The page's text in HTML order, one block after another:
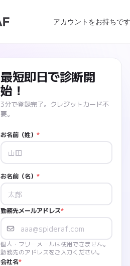
アカウントをお持ちで
最短即日で診断開
始！
3分で登録完了。クレジットカード不
要。
お名前（姓） *
お名前（名） *
勤務先メールアドレス*
個人・フリーメールは使用できません。
勤務先のアドレスをご入力ください。
会社名*